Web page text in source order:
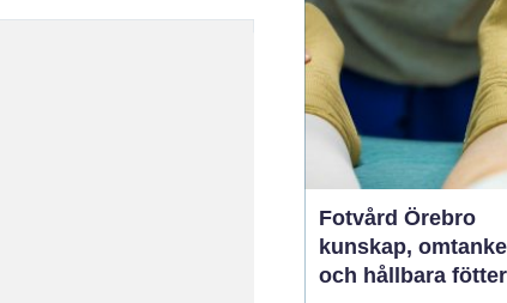
Fotvård Örebro
kunskap, omtanke
och hållbara fötter